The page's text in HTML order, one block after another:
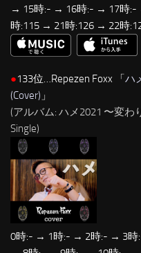
→ 15時:- → 16時:- → 17時:-
時:115 → 21時:126 → 22時
●133位…Repezen Foxx 「ハ
(Cover) 」
(アルバム: ハメ2021 〜変わ
Single)
0時:- → 1時:- → 2時:- → 3